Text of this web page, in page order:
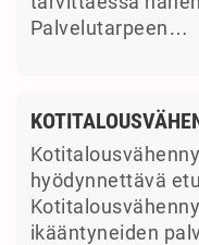
Palvelutarpeen…
hyödynnettävä
ikääntyneiden